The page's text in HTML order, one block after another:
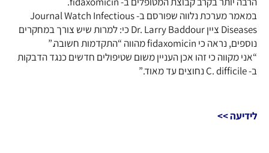
במאמר מערכת נלווה שפורסם ב- Journal Watch Infectious
Diseases ציין Dr. Larry Baddour כי: למרות שיש צורך במחקרים
נוספים, נראה כי fidaxomicin מהווה “התקדמות חשובה.”
“אני מקווה כי זהו אכן העניין משום שטיפולים חדשים כנגד הדבקות
ב- C. difficile נחוצים עד מאוד.”
לידיעה >>